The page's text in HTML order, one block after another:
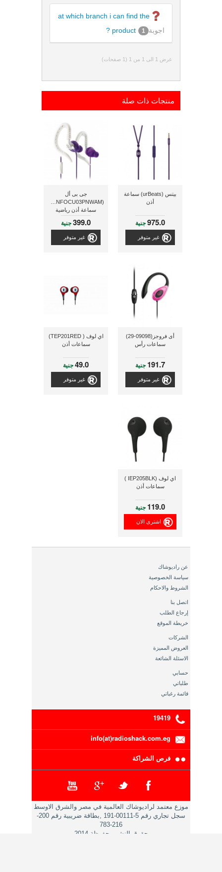
at which branch i can find the
product ?
اجوبة 1
عرض 1 الى 1 من 1 (1 صفحات)
منتجات ذات صلة
بيتس (urBeats) سماعة
أذن
975.0جنية
غير متوفر
جى بى أل
سماعة أذن رياضية
مناسبة للسيدات مزودة
بمايكروفون للموسيقى و
المكالمات ذات لون
بنفسجى/أبيض
399.0جنية
غير متوفر
أى فروجز(09098-29)
سماعات رأس
191.7 جنية
غير متوفر
اي لوف ( TEP201RED)
سماعات أذن
49.0جنية
غير متوفر
اي لوف (IEP205BLK )
سماعات أذن
119.0 جنية
اشترى الان
عن راديوشاك
سياسة الخصوصية
الشروط والاحكام
اتصل بنا
إرجاع الطلب
خريطة الموقع
الشركات
العروض المميزة
الاسئلة الشائعة
حسابي
طلباتي
قائمة رغباتي
19419
info(at)radioshack.com.eg
فرص الشراكة
موزع معتمد لراديوشاك العالمية في مصر والشرق الاوسط
سجل تجاري رقم 5-00111-191 ,بطاقة ضريبية رقم 200-
216-783
حقوق النشر محفوظة 2014